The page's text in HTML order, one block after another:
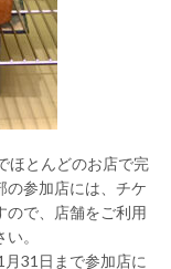
ほとんどのお店で完
の参加店には、チケ
ので、店舗をご利用
。
31日まで参加店に